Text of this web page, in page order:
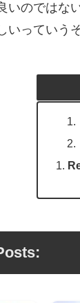
いのではな
いっていう